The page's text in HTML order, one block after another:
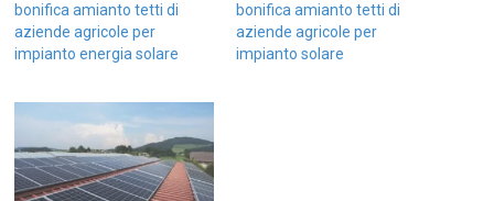
bonifica amianto tetti di
aziende agricole per
impianto energia solare
bonifica amianto tetti di
aziende agricole per
impianto solare